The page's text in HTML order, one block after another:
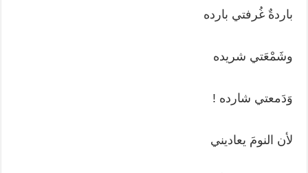
باردةٌ غُرفتي بارده
وشَمْعَتي شريده
وَدَمعتي شارده !
لأن النومَ يعاديني